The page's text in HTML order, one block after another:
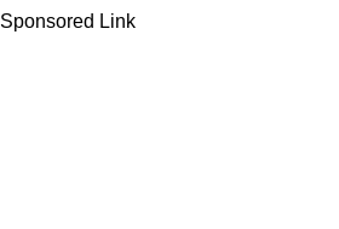
Sponsored Link